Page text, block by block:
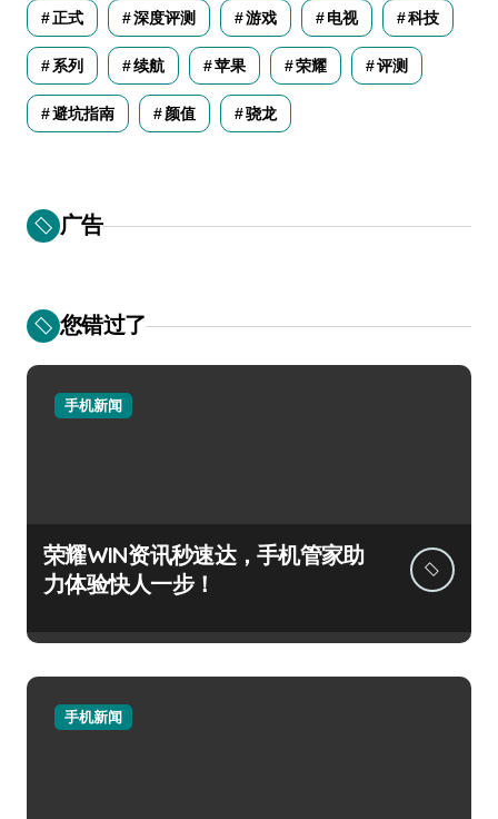
正式 深度评测 游戏 电视 科技
系列 续航 苹果 荣耀 评测
避坑指南 颜值 骁龙
广告
您错过了
手机新闻
荣耀WIN资讯秒速达，手机管家助
力体验快人一步！
手机新闻